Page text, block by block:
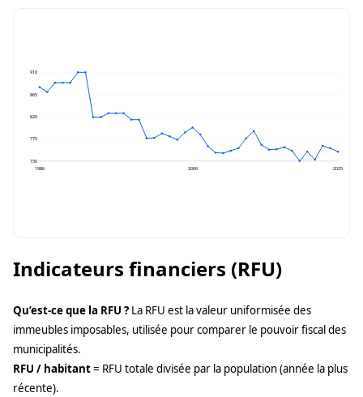
910
865
820
775
730
1986
2006 2025
Indicateurs financiers (RFU)
Qu’est-ce que la RFU ? La RFU est la valeur uniformisée des
immeubles imposables, utilisée pour comparer le pouvoir fiscal des
municipalités.
RFU / habitant= RFU totale divisée par la population (année la plus
récente).